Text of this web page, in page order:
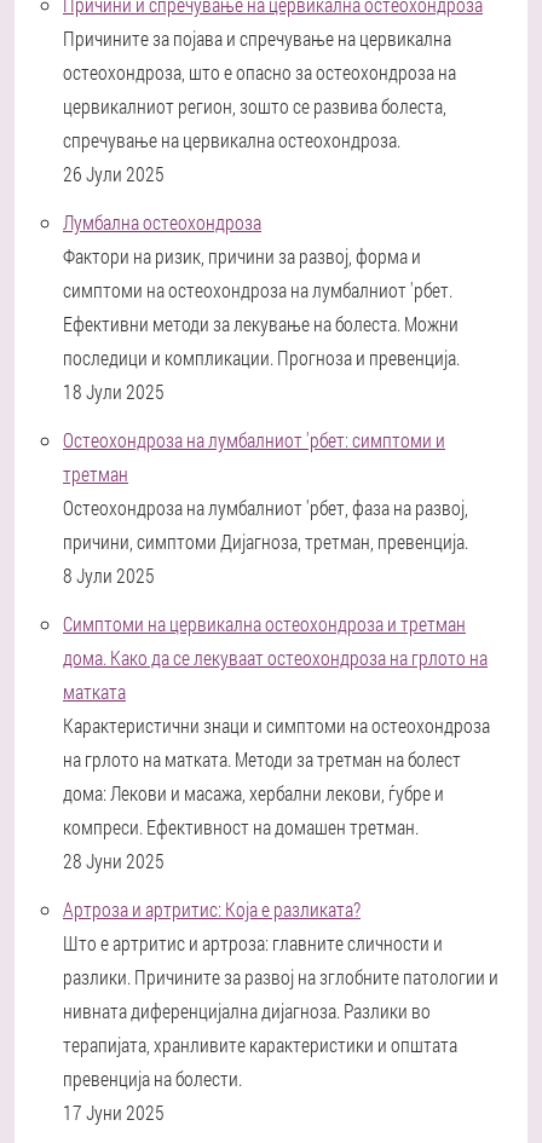
Причините за појава и спречување на цервикална
остеохондроза, што е опасно за остеохондроза на
цервикалниот регион, зошто се развива болеста,
спречување на цервикална остеохондроза.
26 Јули 2025
Лумбална остеохондроза
Фактори на ризик, причини за развој, форма и
симптоми на остеохондроза на лумбалниот 'рбет.
Ефективни методи за лекување на болеста. Можни
последици и компликации. Прогноза и превенција.
18 Јули 2025
Остеохондроза на лумбалниот 'рбет: симптоми и
третман
Остеохондроза на лумбалниот 'рбет, фаза на развој,
причини, симптоми Дијагноза, третман, превенција.
8 Јули 2025
Симптоми на цервикална остеохондроза и третман
дома. Како да се лекуваат остеохондроза на грлото на
матката
Карактеристични знаци и симптоми на остеохондроза
на грлото на матката. Методи за третман на болест
дома: Лекови и масажа, хербални лекови, ѓубре и
компреси. Ефективност на домашен третман.
28 Јуни 2025
Артроза и артритис: Која е разликата?
Што е артритис и артроза: главните сличности и
разлики. Причините за развој на зглобните патологии и
нивната диференцијална дијагноза. Разлики во
терапијата, хранливите карактеристики и општата
превенција на болести.
17 Јуни 2025